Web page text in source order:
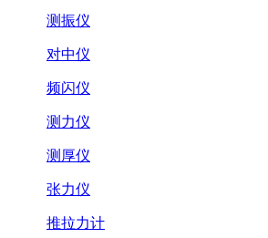
测振仪
对中仪
频闪仪
测力仪
测厚仪
张力仪
推拉力计